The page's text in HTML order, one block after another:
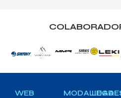
WEB LEGAL